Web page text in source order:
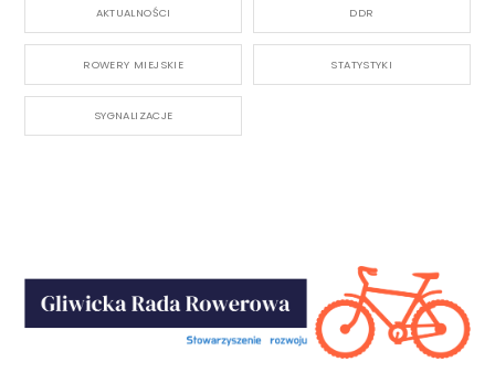
AKTUALNOŚCI DDR
ROWERY MIEJSKIE STATYSTYKI
SYGNALIZACJE